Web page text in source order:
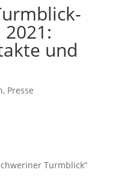
und
, Presse
Turmblick“